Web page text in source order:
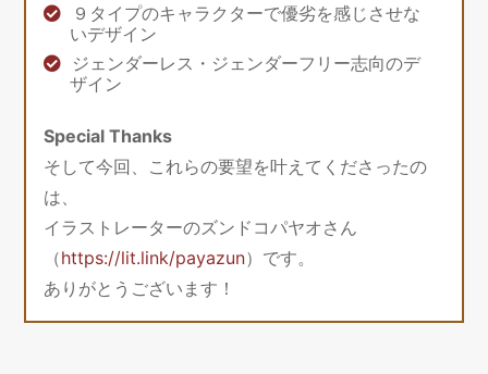
９タイプのキャラクターで優劣を感じさせな
いデザイン
ジェンダーレス・ジェンダーフリー志向のデ
ザイン
Special Thanks
そして今回、これらの要望を叶えてくださったの
は、
イラストレーターのズンドコパヤオさん
（https://lit.link/payazun）です。
ありがとうございます！